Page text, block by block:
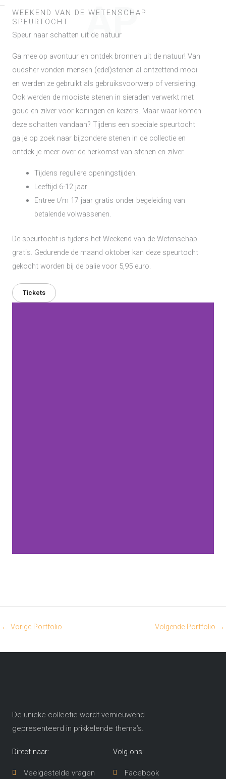
AP
WEEKEND VAN DE WETENSCHAP
SPEURTOCHT
Speur naar schatten uit de natuur
Ga mee op avontuur en ontdek bronnen uit de natuur! Van
oudsher vonden mensen (edel)stenen al ontzettend mooi
en werden ze gebruikt als gebruiksvoorwerp of versiering.
Ook werden de mooiste stenen in sieraden verwerkt met
goud en zilver voor koningen en keizers. Maar waar komen
deze schatten vandaan? Tijdens een speciale speurtocht
ga je op zoek naar bijzondere stenen in de collectie en
ontdek je meer over de herkomst van stenen en zilver.
Tijdens reguliere openingstijden.
Leeftijd 6-12 jaar
Entree t/m 17 jaar gratis onder begeleiding van
betalende volwassenen.
De speurtocht is tijdens het Weekend van de Wetenschap
gratis. Gedurende de maand oktober kan deze speurtocht
gekocht worden bij de balie voor 5,95 euro.
Tickets
← Vorige Portfolio Volgende Portfolio →
De unieke collectie wordt vernieuwend
gepresenteerd in prikkelende thema’s​.
Direct naar:
Veelgestelde vragen
Volg ons:
Facebook